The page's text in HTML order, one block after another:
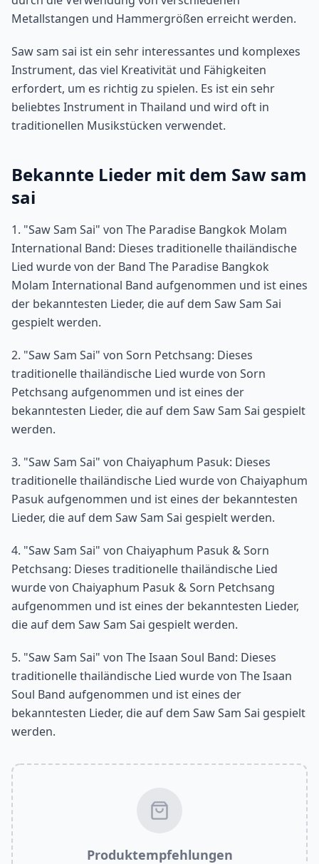
Metallstangen und Hammergrößen erreicht werden.
Saw sam sai ist ein sehr interessantes und komplexes
Instrument, das viel Kreativität und Fähigkeiten
erfordert, um es richtig zu spielen. Es ist ein sehr
beliebtes Instrument in Thailand und wird oft in
traditionellen Musikstücken verwendet.
Bekannte Lieder mit dem Saw sam
sai
1. "Saw Sam Sai" von The Paradise Bangkok Molam
International Band: Dieses traditionelle thailändische
Lied wurde von der Band The Paradise Bangkok
Molam International Band aufgenommen und ist eines
der bekanntesten Lieder, die auf dem Saw Sam Sai
gespielt werden.
2. "Saw Sam Sai" von Sorn Petchsang: Dieses
traditionelle thailändische Lied wurde von Sorn
Petchsang aufgenommen und ist eines der
bekanntesten Lieder, die auf dem Saw Sam Sai gespielt
werden.
3. "Saw Sam Sai" von Chaiyaphum Pasuk: Dieses
traditionelle thailändische Lied wurde von Chaiyaphum
Pasuk aufgenommen und ist eines der bekanntesten
Lieder, die auf dem Saw Sam Sai gespielt werden.
4. "Saw Sam Sai" von Chaiyaphum Pasuk & Sorn
Petchsang: Dieses traditionelle thailändische Lied
wurde von Chaiyaphum Pasuk & Sorn Petchsang
aufgenommen und ist eines der bekanntesten Lieder,
die auf dem Saw Sam Sai gespielt werden.
5. "Saw Sam Sai" von The Isaan Soul Band: Dieses
traditionelle thailändische Lied wurde von The Isaan
Soul Band aufgenommen und ist eines der
bekanntesten Lieder, die auf dem Saw Sam Sai gespielt
werden.
Produktempfehlungen